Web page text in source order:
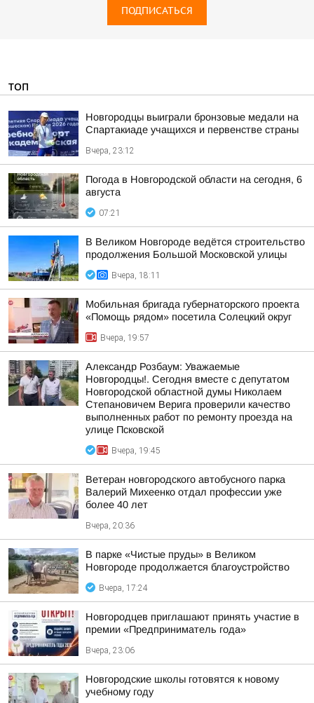
ПОДПИСАТЬСЯ
ТОП
Новгородцы выиграли бронзовые медали на
Спартакиаде учащихся и первенстве страны
Вчера, 23:12
Погода в Новгородской области на сегодня, 6
августа
07:21
В Великом Новгороде ведётся строительство
продолжения Большой Московской улицы
Вчера, 18:11
Мобильная бригада губернаторского проекта
«Помощь рядом» посетила Солецкий округ
Вчера, 19:57
Александр Розбаум: Уважаемые
Новгородцы!. Сегодня вместе с депутатом
Новгородской областной думы Николаем
Степановичем Верига проверили качество
выполненных работ по ремонту проезда на
улице Псковской
Вчера, 19:45
Ветеран новгородского автобусного парка
Валерий Михеенко отдал профессии уже
более 40 лет
Вчера, 20:36
В парке «Чистые пруды» в Великом
Новгороде продолжается благоустройство
Вчера, 17:24
Новгородцев приглашают принять участие в
премии «Предприниматель года»
Вчера, 23:06
Новгородские школы готовятся к новому
учебному году